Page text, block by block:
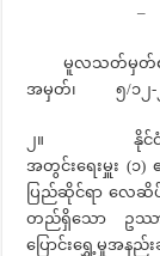
– F- ၈၆၄၀
မူလသတ်မှတ်ဧရိယာ
အမှတ်၊ ၅/၁၂-၂/ဦ
၂။ နိုင်ငံတော်အ
အတွင်းရေးမှူး (၁
ပြည်ဆိုင်ရာ လေ
တည်ရှိသော ဥဿာ
ပြောင်းရွှေ့မှုအန